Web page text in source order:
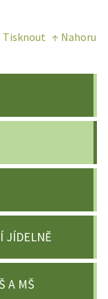
Tisknout ↑ Nahoru
JÍDELNĚ
A MŠ